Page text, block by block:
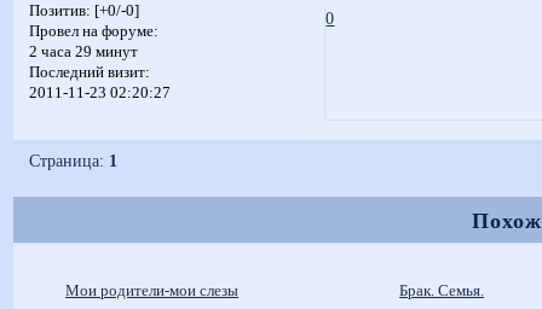
Позитив: [+0/-0]
Провел на форуме:
2 часа 29 минут
Последний визит:
2011-11-23 02:20:27
0
Страница: 1
Мои родители-мои слезы Брак. Семья.